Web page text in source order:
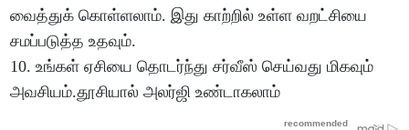
வைத்துக் கொள்ளலாம். இது காற்றில் உள்ள வறட்சியை
சமப்படுத்த உதவும்.
10. உங்கள் ஏசியை தொடர்ந்து சர்வீஸ் செய்வது மிகவும்
அவசியம்.தூசியால் அலர்ஜி உண்டாகலாம்